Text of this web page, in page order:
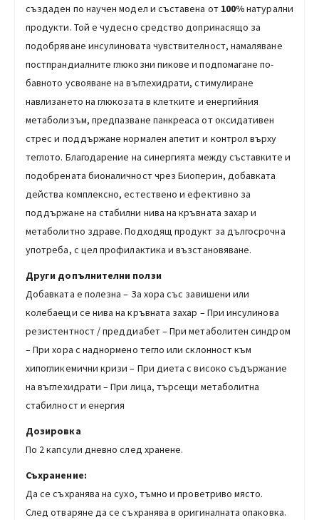
създаден по научен модел и съставена от 100%натурални
продукти. Той е чудесно средство допринасящо за
подобряване инсулиновата чувствителност, намаляване
постпрандиалните глюкозни пикове и подпомагане по-
бавното усвояване на въглехидрати, стимулиране
навлизането на глюкозата в клетките и енергийния
метаболизъм, предпазване панкреаса от оксидативен
стрес и поддържане нормален апетит и контрол върху
теглото. Благодарение на синергията между съставките и
подобрената бионаличност чрез Биоперин, добавката
действа комплексно, естествено и ефективно за
поддържане на стабилни нива на кръвната захар и
метаболитно здраве. Подходящ продукт за дългосрочна
употреба, с цел профилактика и възстановяване.
Други допълнителни ползи
Добавката е полезна – За хора със завишени или
колебаещи се нива на кръвната захар – При инсулинова
резистентност / преддиабет – При метаболитен синдром
– При хора с наднормено тегло или склонност към
хипогликемични кризи – При диета с високо съдържание
на въглехидрати – При лица, търсещи метаболитна
стабилност и енергия
Дозировка
По 2 капсули дневно след хранене.
Съхранение:
Да се съхранява на сухо, тъмно и проветриво място.
След отваряне да се съхранява в оригиналната опаковка.